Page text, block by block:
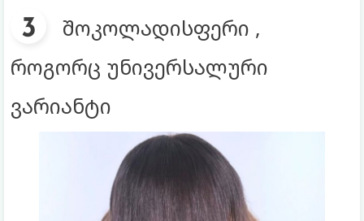
შოკოლადისფერი ,
როგორც უნივერსალური
ვარიანტი